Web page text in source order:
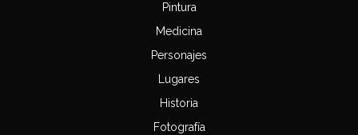
Pintura
Medicina
Personajes
Lugares
Historia
Fotografía